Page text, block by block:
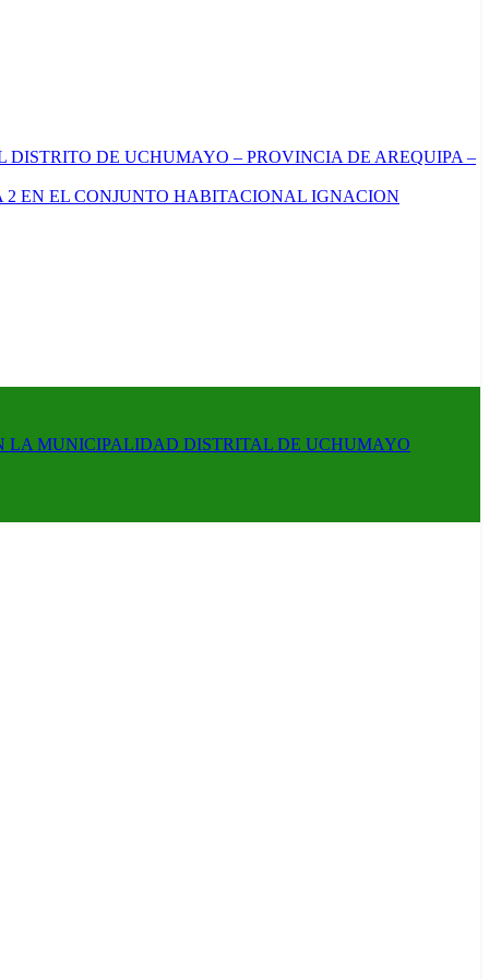
DISTRITO DE UCHUMAYO – PROVINCIA DE AREQUIPA –
EN EL CONJUNTO HABITACIONAL IGNACION
LA MUNICIPALIDAD DISTRITAL DE UCHUMAYO